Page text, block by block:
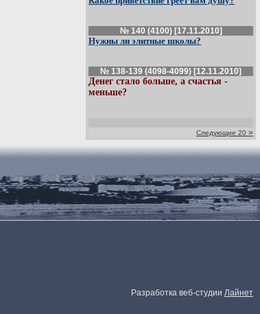
№ 140 (4100) [17.11.2010]
Нужны ли элитные школы?
№ 138-139 (4098-4099) [12.11.2010]
Денег стало больше, а счастья -
меньше?
Следующие 20 »
Разработка веб-студии Лайнет